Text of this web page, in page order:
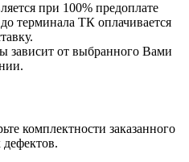
при 100% предоплате
терминала ТК оплачивается
зависит от выбранного Вами
комплектности заказанного